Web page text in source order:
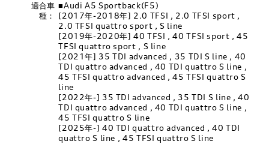
適合車
種：
■Audi A5 Sportback(F5)
[2017年-2018年] 2.0 TFSI , 2.0 TFSI sport ,
2.0 TFSI quattro sport , S line
[2019年-2020年] 40 TFSI , 40 TFSI sport , 45
TFSI quattro sport , S line
[2021年] 35 TDI advanced , 35 TDI S line , 40
TDI quattro advanced , 40 TDI quattro S line ,
45 TFSI quattro advanced , 45 TFSI quattro S
line
[2022年-] 35 TDI advanced , 35 TDI S line , 40
TDI quattro advanced , 40 TDI quattro S line ,
45 TFSI quattro S line
[2025年-] 40 TDI quattro advanced , 40 TDI
quattro S line , 45 TFSI quattro S line